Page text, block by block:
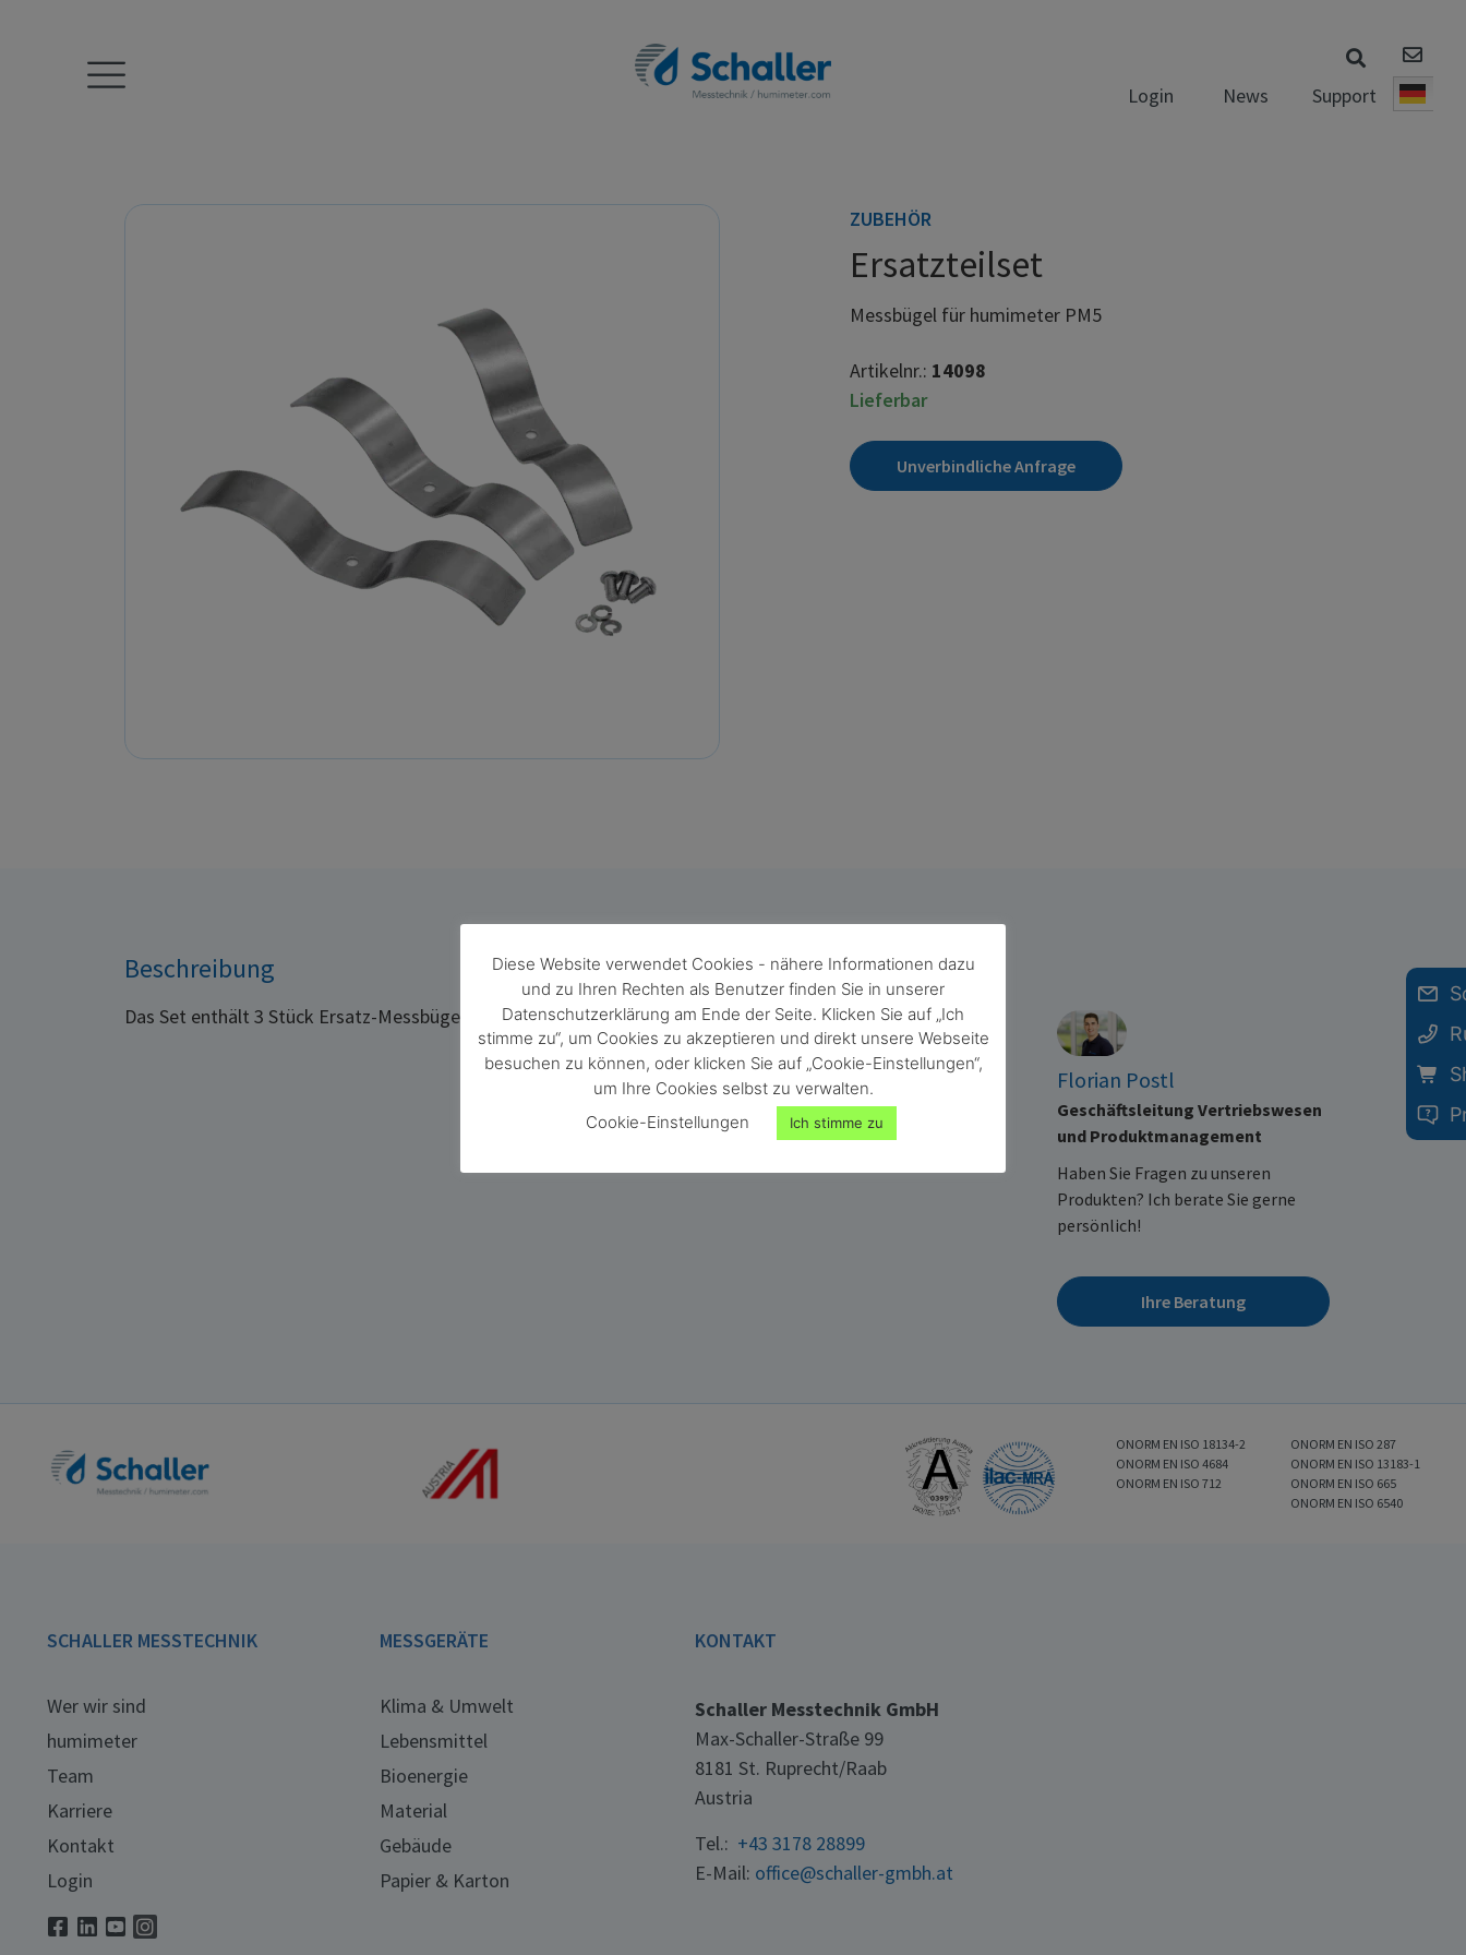
Login News Support
ZUBEHÖR
Ersatzteilset
Messbügel für humimeter PM5
Artikelnr.: 14098
Lieferbar
Unverbindliche Anfrage
Beschreibung
Das Set enthält 3 Stück Ersatz-Messbügel für das humimeter PM5.
Florian Postl
Geschäftsleitung Vertriebswesen
und Produktmanagement
Haben Sie Fragen zu unseren
Produkten? Ich berate Sie gerne
persönlich!
Ihre Beratung
ONORM EN ISO 18134-2
ONORM EN ISO 4684
ONORM EN ISO 712
ONORM EN ISO 287
ONORM EN ISO 13183-1
ONORM EN ISO 665
ONORM EN ISO 6540
SCHALLER MESSTECHNIK
Wer wir sind
humimeter
Team
Karriere
Kontakt
Login
MESSGERÄTE
Klima & Umwelt
Lebensmittel
Bioenergie
Material
Gebäude
Papier & Karton
KONTAKT
Schaller Messtechnik GmbH
Max-Schaller-Straße 99
8181 St. Ruprecht/Raab
Austria
Tel.: +43 3178 28899
E-Mail: office@schaller-gmbh.at
Diese Website verwendet Cookies - nähere Informationen dazu
und zu Ihren Rechten als Benutzer finden Sie in unserer
Datenschutzerklärung am Ende der Seite. Klicken Sie auf „Ich
stimme zu“, um Cookies zu akzeptieren und direkt unsere Webseite
besuchen zu können, oder klicken Sie auf „Cookie-Einstellungen“,
um Ihre Cookies selbst zu verwalten.
Cookie-Einstellungen
Ich stimme zu